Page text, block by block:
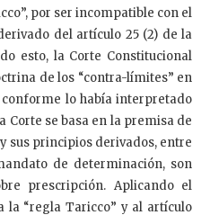
por ser incompatible con el
del artículo 25 (2) de la
esto, la Corte Constitucional
de los “contra-límites” en
lo había interpretado
Corte se basa en la premisa de
sus principios derivados, entre
de determinación, son
prescripción. Aplicando el
la “regla Taricco” y al artículo